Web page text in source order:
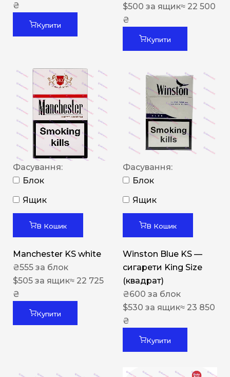
₴
Купити
$500 за ящик≈ 22 500
₴
Купити
Фасування:
Блок
Ящик
В Кошик
Manchester KS white
₴555 за блок
$505 за ящик≈ 22 725
₴
Купити
Фасування:
Блок
Ящик
В Кошик
Winston Blue KS —
сигарети King Size
(квадрат)
₴600 за блок
$530 за ящик≈ 23 850
₴
Купити